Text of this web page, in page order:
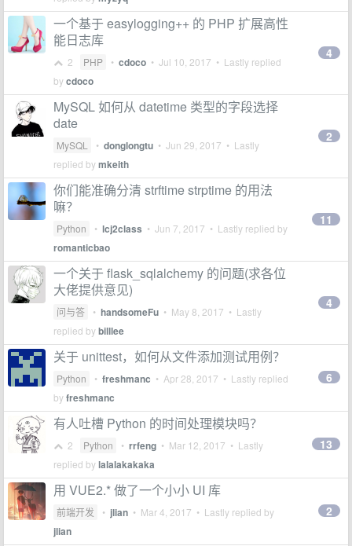
一个基于 easylogging++ 的 PHP 扩展高性
能日志库
2 PHP • cdoco • Jul 10, 2017 • Lastly replied
bycdoco
4
MySQL 如何从 datetime 类型的字段选择
date
MySQL • donglongtu • Jun 29, 2017 • Lastly
replied bymkeith
2
你们能准确分清 strftime strptime 的用法
嘛？
Python • lcj2class • Jun 7, 2017 • Lastly replied by
romanticbao
11
一个关于 flask_sqlalchemy 的问题(求各位
大佬提供意见)
问与答 • handsomeFu • May 8, 2017 • Lastly
replied bybilllee
4
关于 unittest，如何从文件添加测试用例？
Python • freshmanc • Apr 28, 2017 • Lastly replied
byfreshmanc
6
有人吐槽 Python 的时间处理模块吗？
2 Python • rrfeng • Mar 12, 2017 • Lastly
replied bylalalakakaka
13
用 VUE2.* 做了一个小小 UI 库
前端开发 • jlian • Mar 4, 2017 • Lastly replied by
jlian
2